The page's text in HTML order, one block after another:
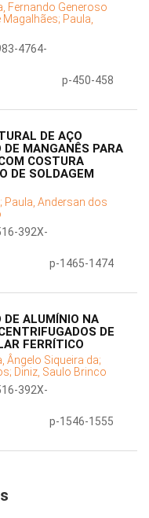
Fernando Generoso
Magalhães; Paula,
4764-
p-450-458
DE AÇO
DE MANGANÊS PARA
COSTURA
DE SOLDAGEM
Paula, Andersan dos
392X-
p-1465-1474
DE ALUMÍNIO NA
DE
FERRÍTICO
Ângelo Siqueira da;
Diniz, Saulo Brinco
392X-
p-1546-1555